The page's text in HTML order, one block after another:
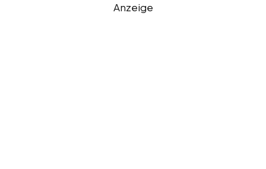
Anzeige